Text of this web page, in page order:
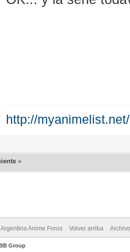
http://
»
Argentina Anime Foros Volver arriba
Group